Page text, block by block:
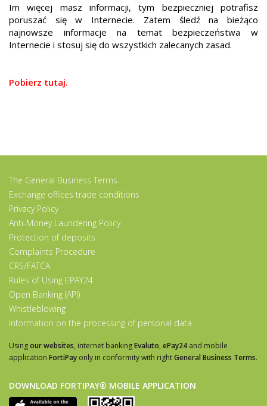
Im więcej masz informacji, tym bezpieczniej potrafisz
poruszać się w Internecie. Zatem śledź na bieżąco
najnowsze informacje na temat bezpieczeństwa w
Internecie i stosuj się do wszystkich zalecanych zasad.
Pobierz tutaj.
The General Business Terms
Exchange offices trade conditions
Privacy Policy
Anti-Money Laundering Policy
Protection of deposits
Complaints Procedure
CRS/FATCA
Rules of Using EPAY24
Open Banking (API)
Whistleblowing
Information on the processing of personal data
Usingour websites, internet bankingEvaluto, ePay24 and mobile
application FortiPay only in conformity with rightGeneral Business Terms.
DOWNLOAD FORTIPAY® MOBILE APPLICATION